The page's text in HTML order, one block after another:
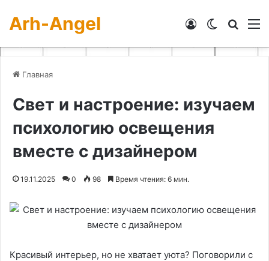
Arh-Angel Switch skin
Войти
Главная
Свет и настроение: изучаем
психологию освещения
вместе с дизайнером
19.11.2025 0 98 Время чтения: 6 мин.
Красивый интерьер, но не хватает уюта? Поговорили с